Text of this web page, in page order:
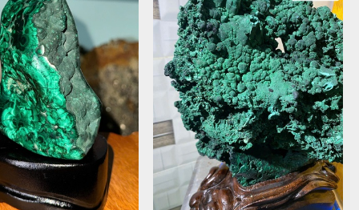
xung quanh mang đến sự bình an, may
nguồn năng lượng tích cực, xua tan đi
được nhận những điều tích cực và tươi đẹp
rất hợp giúp bạn có thể kiềm chế tốt cảm